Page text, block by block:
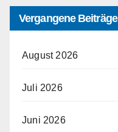
Vergangene Beiträge
August 2026
Juli 2026
Juni 2026